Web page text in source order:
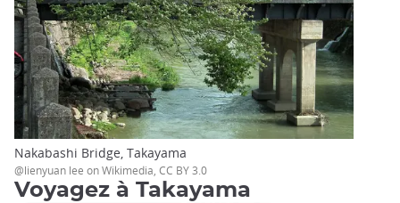
Nakabashi Bridge, Takayama
@lienyuan lee on Wikimedia, CC BY 3.0
Voyagez à Takayama